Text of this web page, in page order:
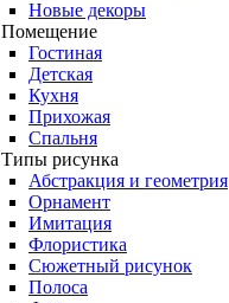
Новые декоры
Помещение
Гостиная
Детская
Кухня
Прихожая
Спальня
Типы рисунка
Абстракция и геометрия
Орнамент
Имитация
Флористика
Сюжетный рисунок
Полоса